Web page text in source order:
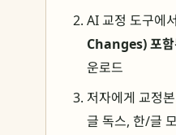
AI 교정 도구에서
Changes) 포
운로드
저자에게 교정
글 독스, 한/글